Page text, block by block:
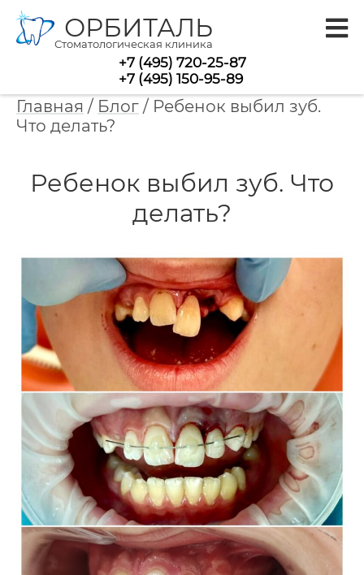
ОРБИТАЛЬ
Стоматологическая клиника
+7 (495) 720-25-87
+7 (495) 150-95-89
Главная / Блог / Ребенок выбил зуб.
Что делать?
Ребенок выбил зуб. Что
делать?